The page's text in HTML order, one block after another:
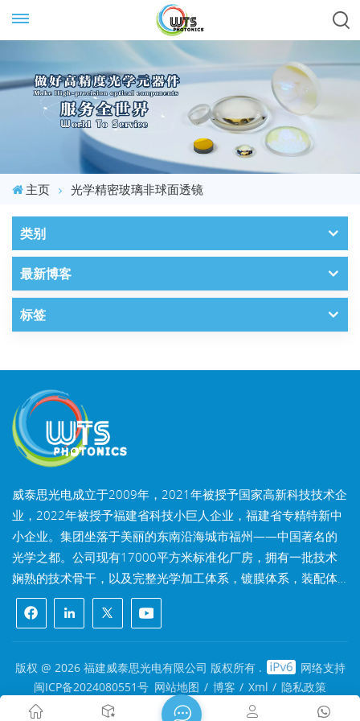
主页 光学精密玻璃非球面透镜
类别
最新博客
标签
威泰思光电成立于2009年，2021年被授予国家高新科技技术企
业，2022年被授予福建省科技小巨人企业，福建省专精特新中
小企业。集团坐落于美丽的东南沿海城市福州——中国著名的
光学之都。公司现有17000平方米标准化厂房，拥有一批技术
娴熟的技术骨干，以及完整光学加工体系，镀膜体系，装配体
系，检测体系，可为客户提供高精密光学元器件、高精度光学
成像镜头和高功率激光元器件的研发、设计、制造一站式解决
方案。 威泰思产品包括光学窗口片、透镜、柱面镜、滤光片、
反射镜、棱镜、波片、分光镜、激光晶体，镜头和模组等光学
元器件及光学系统。产品广泛应用于机器视觉、工业激光、生
物医疗、精密仪器、航天航空、AR&VR、半导体、自动化驾
版权 @ 2026 福建威泰思光电有限公司 版权所有 .
网络支持
闽ICP备2024080551号 网站地图 / 博客 / Xml / 隐私政策